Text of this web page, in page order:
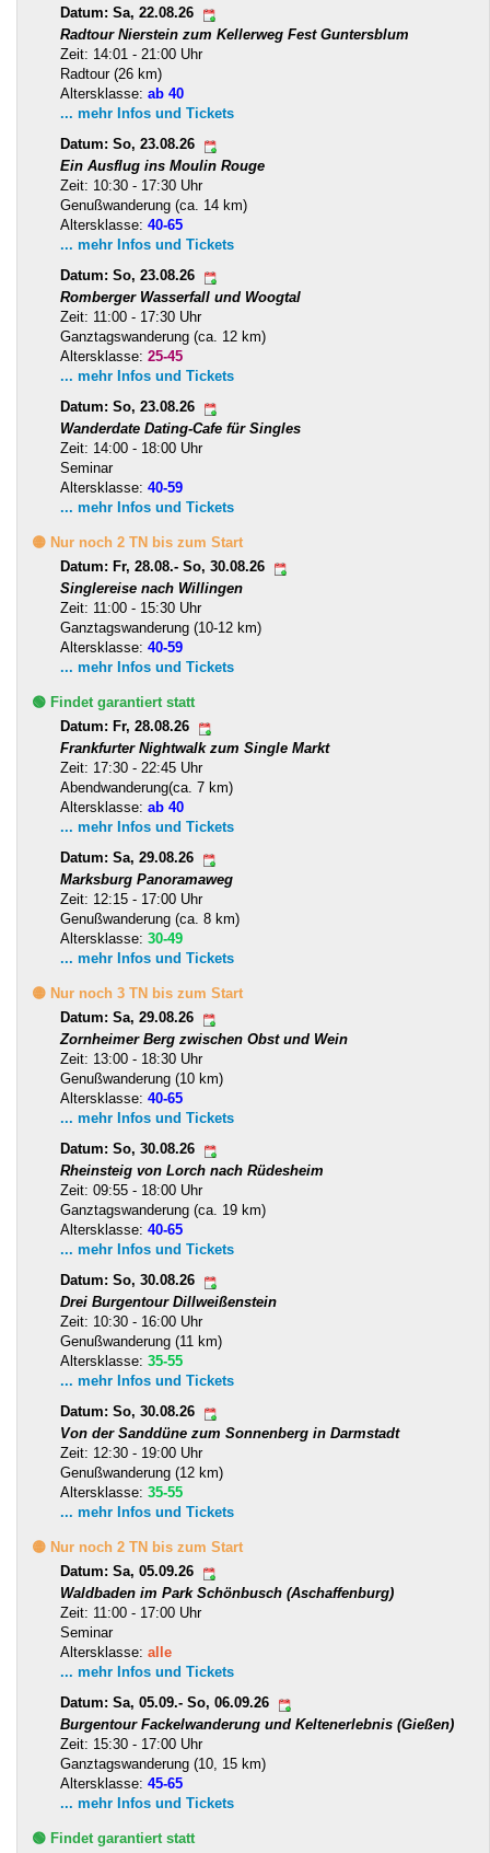
Datum: Sa, 22.08.26
Radtour Nierstein zum Kellerweg Fest Guntersblum
Zeit: 14:01 - 21:00 Uhr
Radtour (26 km)
Altersklasse: ab 40
... mehr Infos und Tickets
Datum: So, 23.08.26
Ein Ausflug ins Moulin Rouge
Zeit: 10:30 - 17:30 Uhr
Genußwanderung (ca. 14 km)
Altersklasse: 40-65
... mehr Infos und Tickets
Datum: So, 23.08.26
Romberger Wasserfall und Woogtal
Zeit: 11:00 - 17:30 Uhr
Ganztagswanderung (ca. 12 km)
Altersklasse: 25-45
... mehr Infos und Tickets
Datum: So, 23.08.26
Wanderdate Dating-Cafe für Singles
Zeit: 14:00 - 18:00 Uhr
Seminar
Altersklasse: 40-59
... mehr Infos und Tickets
🟡 Nur noch 2 TN bis zum Start
Datum: Fr, 28.08.- So, 30.08.26
Singlereise nach Willingen
Zeit: 11:00 - 15:30 Uhr
Ganztagswanderung (10-12 km)
Altersklasse: 40-59
... mehr Infos und Tickets
🟢 Findet garantiert statt
Datum: Fr, 28.08.26
Frankfurter Nightwalk zum Single Markt
Zeit: 17:30 - 22:45 Uhr
Abendwanderung(ca. 7 km)
Altersklasse: ab 40
... mehr Infos und Tickets
Datum: Sa, 29.08.26
Marksburg Panoramaweg
Zeit: 12:15 - 17:00 Uhr
Genußwanderung (ca. 8 km)
Altersklasse: 30-49
... mehr Infos und Tickets
🟡 Nur noch 3 TN bis zum Start
Datum: Sa, 29.08.26
Zornheimer Berg zwischen Obst und Wein
Zeit: 13:00 - 18:30 Uhr
Genußwanderung (10 km)
Altersklasse: 40-65
... mehr Infos und Tickets
Datum: So, 30.08.26
Rheinsteig von Lorch nach Rüdesheim
Zeit: 09:55 - 18:00 Uhr
Ganztagswanderung (ca. 19 km)
Altersklasse: 40-65
... mehr Infos und Tickets
Datum: So, 30.08.26
Drei Burgentour Dillweißenstein
Zeit: 10:30 - 16:00 Uhr
Genußwanderung (11 km)
Altersklasse: 35-55
... mehr Infos und Tickets
Datum: So, 30.08.26
Von der Sanddüne zum Sonnenberg in Darmstadt
Zeit: 12:30 - 19:00 Uhr
Genußwanderung (12 km)
Altersklasse: 35-55
... mehr Infos und Tickets
🟡 Nur noch 2 TN bis zum Start
Datum: Sa, 05.09.26
Waldbaden im Park Schönbusch (Aschaffenburg)
Zeit: 11:00 - 17:00 Uhr
Seminar
Altersklasse: alle
... mehr Infos und Tickets
Datum: Sa, 05.09.- So, 06.09.26
Burgentour Fackelwanderung und Keltenerlebnis (Gießen)
Zeit: 15:30 - 17:00 Uhr
Ganztagswanderung (10, 15 km)
Altersklasse: 45-65
... mehr Infos und Tickets
🟢 Findet garantiert statt